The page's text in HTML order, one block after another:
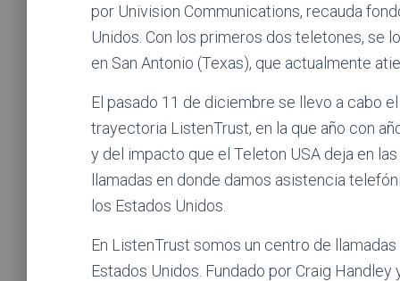
por Univision Communications, recauda
Unidos. Con los primeros dos teletones, se
en San Antonio (Texas), que actualmente
El pasado 11 de diciembre se llevo a cabo
trayectoria ListenTrust, en la que año con
y del impacto que el Teleton USA deja en
llamadas en donde damos asistencia
los Estados Unidos.
En ListenTrust somos un centro de
Estados Unidos. Fundado por Craig Handley